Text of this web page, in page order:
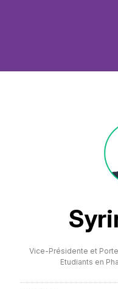
Vice-Présidente et
Etudiants en